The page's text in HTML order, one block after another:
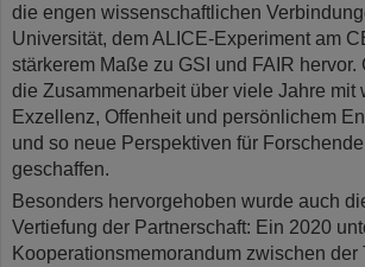
die engen wissenschaftlichen
Universität, dem ALICE-Experiment am
stärkerem Maße zu GSI und FAIR
die Zusammenarbeit über viele Jahre mit
Exzellenz, Offenheit und persönlichem
und so neue Perspektiven für
geschaffen.
Besonders hervorgehoben wurde auch
Vertiefung der Partnerschaft: Ein 2020
Kooperationsmemorandum zwischen der